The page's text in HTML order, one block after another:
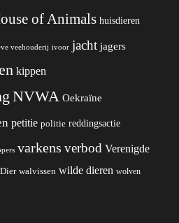
of Animals huisdieren
veehouderij ivoor jacht jagers
kippen
NVWA Oekraïne
petitie politie reddingsactie
varkens verbod Verenigde
walvissen wilde dieren wolven